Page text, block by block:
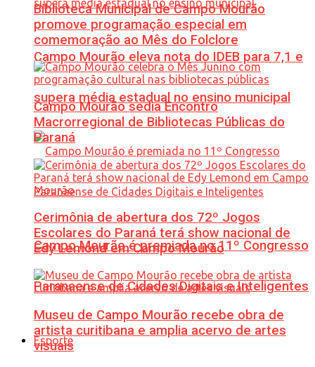
Campo Mourão eleva nota do IDEB para 7,1 e
supera média estadual no ensino municipal
Campo Mourão é premiada no 11º Congresso
Paranaense de Cidades Digitais e Inteligentes
Esporte
Biblioteca Municipal de Campo Mourão
promove programação especial em
comemoração ao Mês do Folclore
Campo Mourão sedia Encontro
Macrorregional de Bibliotecas Públicas do
Paraná
Cerimônia de abertura dos 72º Jogos
Escolares do Paraná terá show nacional de
Edy Lemond em Campo Mourão
Museu de Campo Mourão recebe obra de
artista curitibana e amplia acervo de artes
visuais